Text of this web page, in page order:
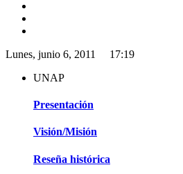
Lunes, junio 6, 2011 17:19
UNAP
Presentación
Visión/Misión
Reseña histórica